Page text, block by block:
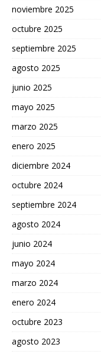
noviembre 2025
octubre 2025
septiembre 2025
agosto 2025
junio 2025
mayo 2025
marzo 2025
enero 2025
diciembre 2024
octubre 2024
septiembre 2024
agosto 2024
junio 2024
mayo 2024
marzo 2024
enero 2024
octubre 2023
agosto 2023